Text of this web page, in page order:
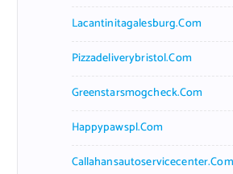
Lacantinitagalesburg.com
Pizzadeliverybristol.com
Greenstarsmogcheck.com
Happypawspl.com
Callahansautoservicecenter.com